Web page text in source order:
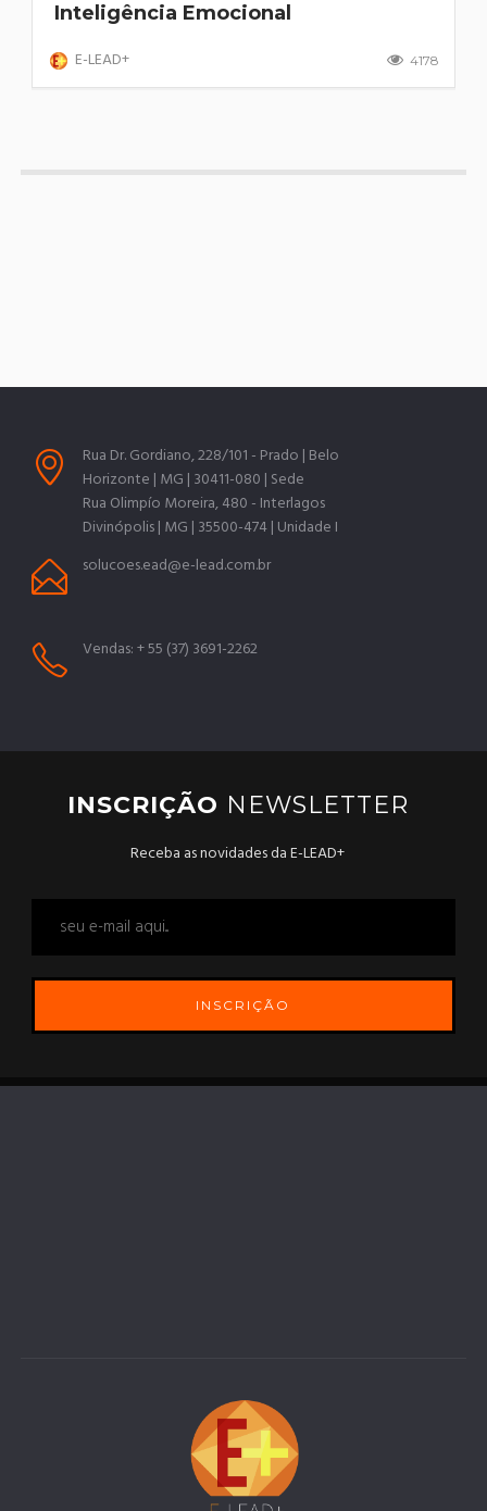
Inteligência Emocional
E-LEAD+ 4178
Rua Dr. Gordiano, 228/101 - Prado | Belo
Horizonte | MG | 30411-080 | Sede
Rua Olimpío Moreira, 480 - Interlagos
Divinópolis | MG | 35500-474 | Unidade I
solucoes.ead@e-lead.com.br
Vendas: + 55 (37) 3691-2262
INSCRIÇÃO NEWSLETTER
Receba as novidades da E-LEAD+
INSCRIÇÃO